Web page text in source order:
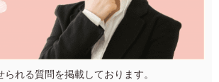
れる質問を掲載しております。